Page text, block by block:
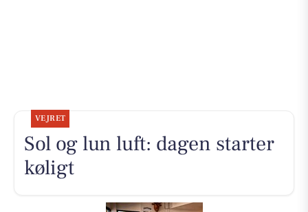
VEJRET
Sol og lun luft: dagen starter
køligt